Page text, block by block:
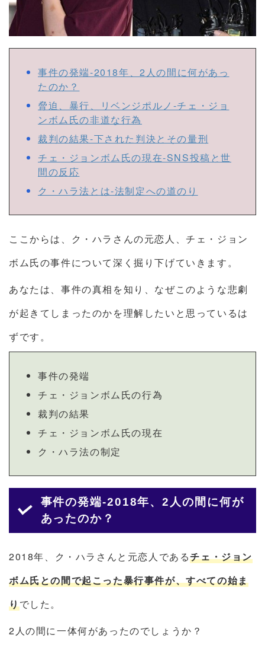
事件の発端-2018年、2人の間に何があっ
たのか？
脅迫、暴行、リベンジポルノ-チェ・ジョ
ンボム氏の非道な行為
裁判の結果-下された判決とその量刑
チェ・ジョンボム氏の現在-SNS投稿と世
間の反応
ク・ハラ法とは-法制定への道のり
ここからは、ク・ハラさんの元恋人、チェ・ジョン
ボム氏の事件について深く掘り下げていきます。
あなたは、事件の真相を知り、なぜこのような悲劇
が起きてしまったのかを理解したいと思っているは
ずです。
事件の発端
チェ・ジョンボム氏の行為
裁判の結果
チェ・ジョンボム氏の現在
ク・ハラ法の制定
事件の発端-2018年、2人の間に何が
あったのか？
2018年、ク・ハラさんと元恋人であるチェ・ジョン
ボム氏との間で起こった暴行事件が、すべての始ま
りでした。
2人の間に一体何があったのでしょうか？